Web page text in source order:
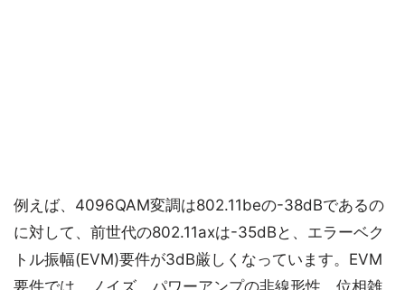
例えば、4096QAM変調は802.11beの-38dBであるの
に対して、前世代の802.11axは-35dBと、エラーベク
トル振幅(EVM)要件が3dB厳しくなっています。EVM
要件では、ノイズ、パワーアンプの非線形性、位相雑